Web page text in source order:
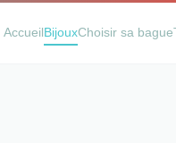
AccueilBijouxChoisir sa bague